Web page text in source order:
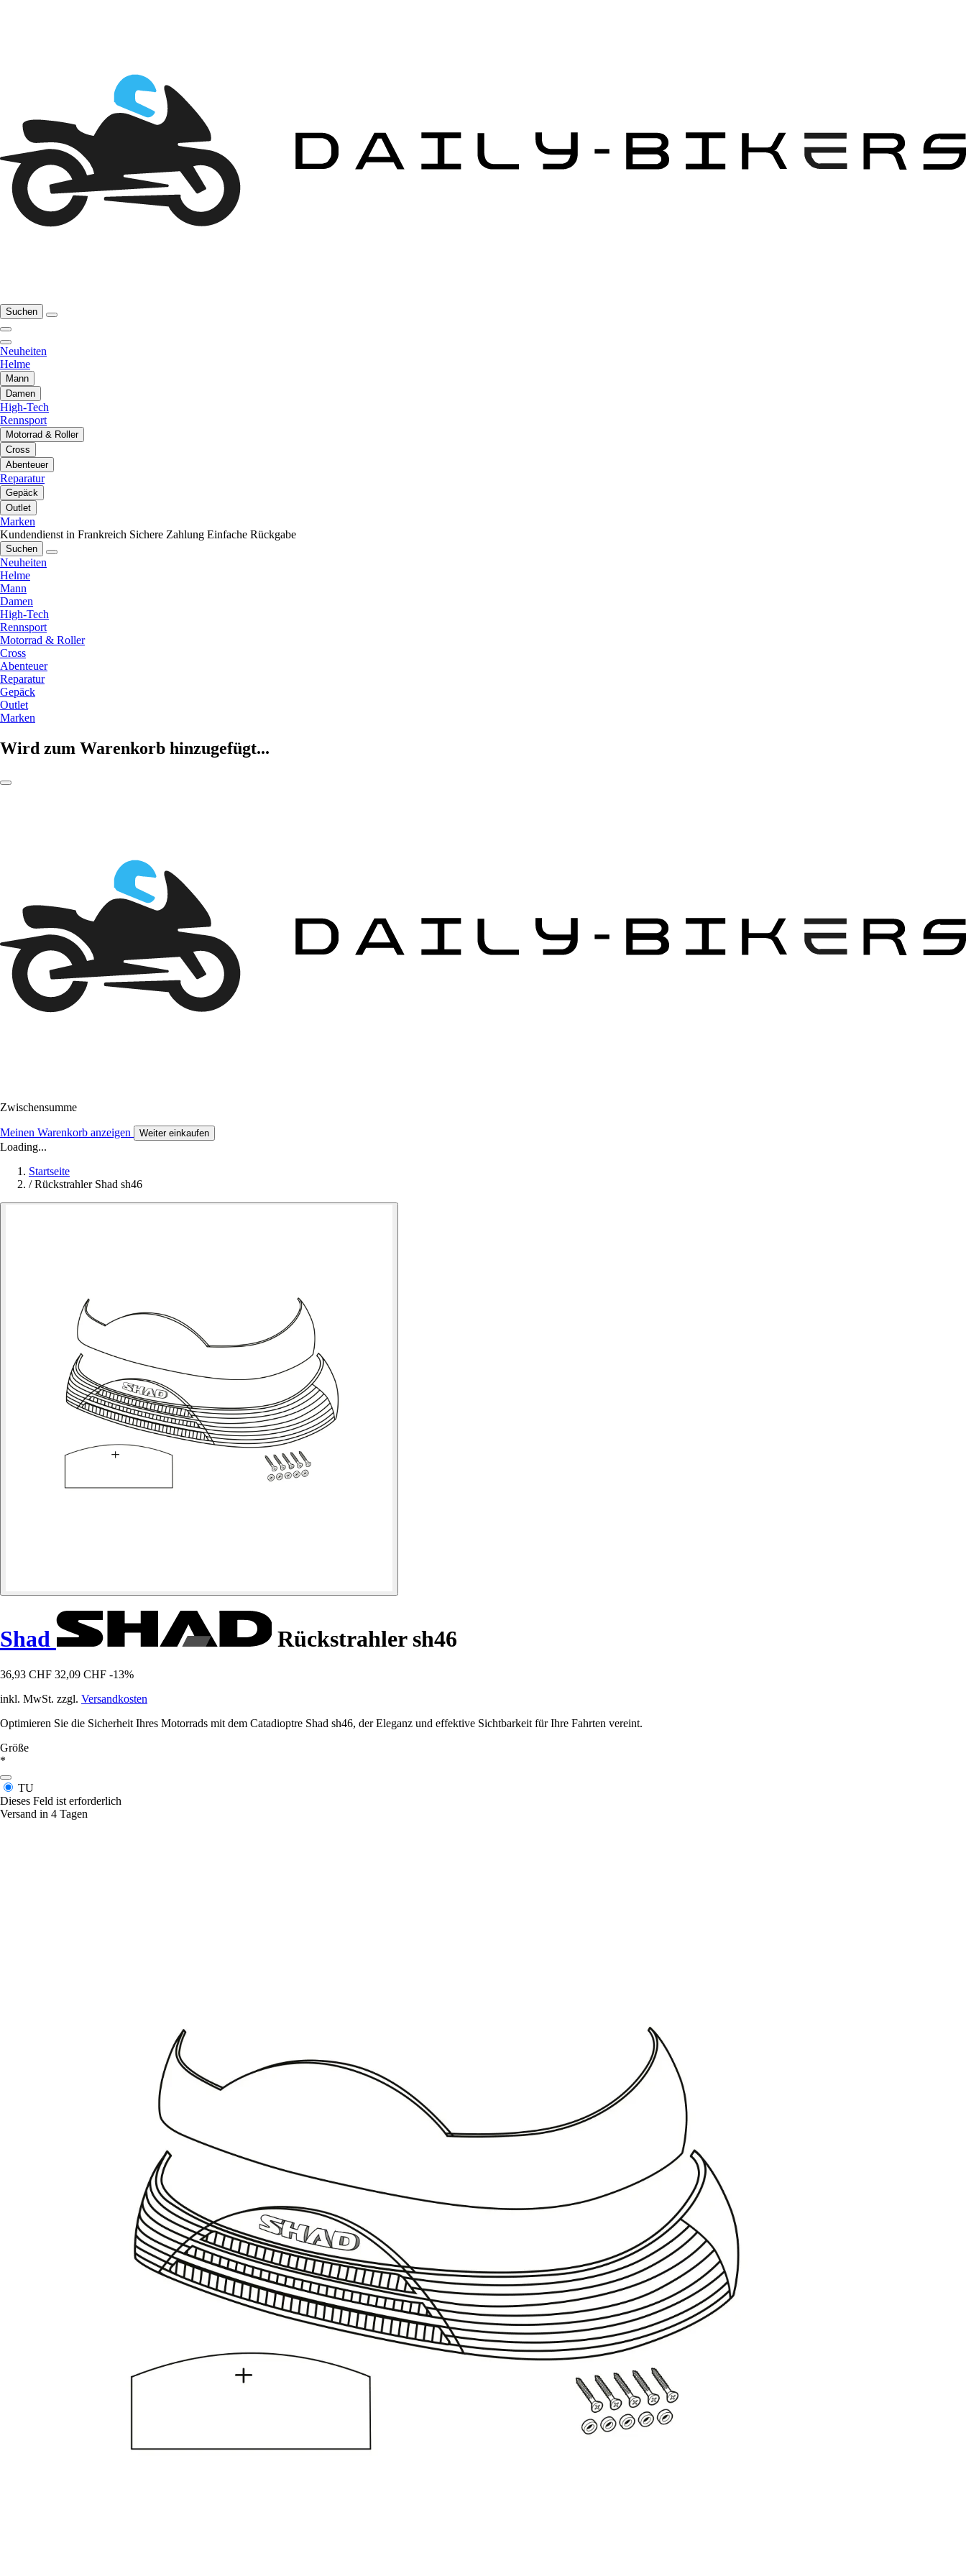
Suchen
Neuheiten
Helme
Mann
Damen
High-Tech
Rennsport
Motorrad & Roller
Cross
Abenteuer
Reparatur
Gepäck
Outlet
Marken
Kundendienst in Frankreich Sichere Zahlung Einfache Rückgabe
Suchen
Neuheiten
Helme
Mann
Damen
High-Tech
Rennsport
Motorrad & Roller
Cross
Abenteuer
Reparatur
Gepäck
Outlet
Marken
Wird zum Warenkorb hinzugefügt...
Zwischensumme
Meinen Warenkorb anzeigen Weiter einkaufen
Loading...
Startseite
/ Rückstrahler Shad sh46
Shad Rückstrahler sh46
36,93 CHF 32,09 CHF -13%
inkl. MwSt. zzgl. Versandkosten
Optimieren Sie die Sicherheit Ihres Motorrads mit dem Catadioptre Shad sh46, der Eleganz und effektive Sichtbarkeit für Ihre Fahrten vereint.
Größe
*
TU
Dieses Feld ist erforderlich
Versand in 4 Tagen